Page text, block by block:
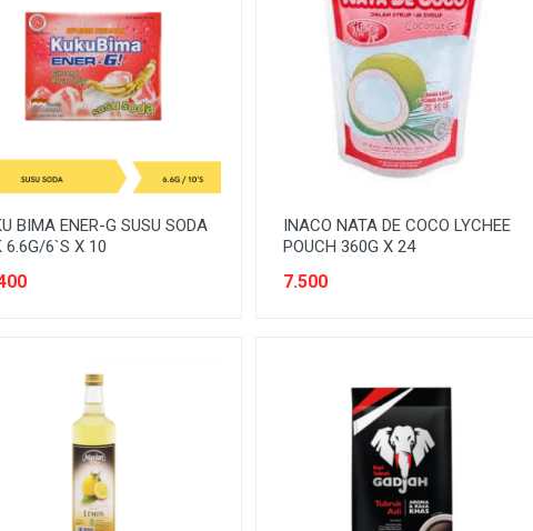
BIMA ENER-G SUSU SODA
6.6G/6`S X 10
INACO NATA DE COCO LYCHEE
POUCH 360G X 24
7.500